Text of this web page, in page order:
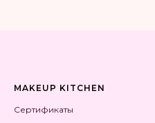
MAKEUP KITCHEN
Сертификаты